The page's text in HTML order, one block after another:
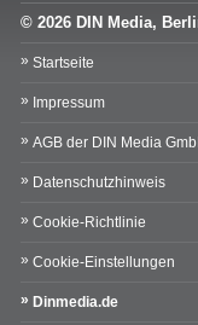
© 2026 DIN Media,
Startseite
Impressum
AGB der DIN Media
Datenschutzhinweis
Cookie-Richtlinie
Cookie-Einstellungen
Dinmedia.de